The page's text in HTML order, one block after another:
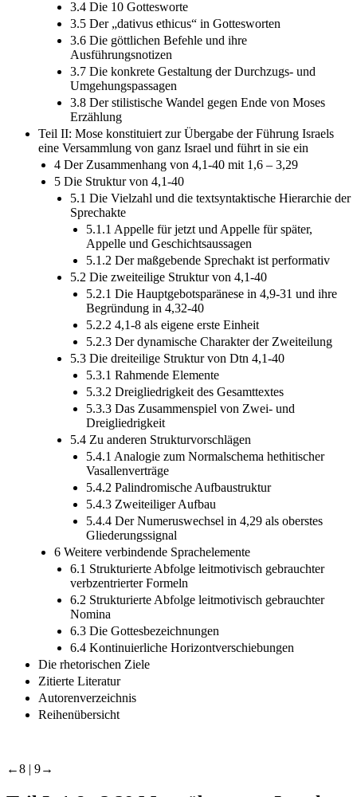
3.4 Die 10 Gottesworte
3.5 Der „dativus ethicus“ in Gottesworten
3.6 Die göttlichen Befehle und ihre
Ausführungsnotizen
3.7 Die konkrete Gestaltung der Durchzugs- und
Umgehungspassagen
3.8 Der stilistische Wandel gegen Ende von Moses
Erzählung
Teil II: Mose konstituiert zur Übergabe der Führung Israels
eine Versammlung von ganz Israel und führt in sie ein
4 Der Zusammenhang von 4,1-40 mit 1,6 – 3,29
5 Die Struktur von 4,1-40
5.1 Die Vielzahl und die textsyntaktische Hierarchie der
Sprechakte
5.1.1 Appelle für jetzt und Appelle für später,
Appelle und Geschichtsaussagen
5.1.2 Der maßgebende Sprechakt ist performativ
5.2 Die zweiteilige Struktur von 4,1-40
5.2.1 Die Hauptgebotsparänese in 4,9-31 und ihre
Begründung in 4,32-40
5.2.2 4,1-8 als eigene erste Einheit
5.2.3 Der dynamische Charakter der Zweiteilung
5.3 Die dreiteilige Struktur von Dtn 4,1-40
5.3.1 Rahmende Elemente
5.3.2 Dreigliedrigkeit des Gesamttextes
5.3.3 Das Zusammenspiel von Zwei- und
Dreigliedrigkeit
5.4 Zu anderen Strukturvorschlägen
5.4.1 Analogie zum Normalschema hethitischer
Vasallenverträge
5.4.2 Palindromische Aufbaustruktur
5.4.3 Zweiteiliger Aufbau
5.4.4 Der Numeruswechsel in 4,29 als oberstes
Gliederungssignal
6 Weitere verbindende Sprachelemente
6.1 Strukturierte Abfolge leitmotivisch gebrauchter
verbzentrierter Formeln
6.2 Strukturierte Abfolge leitmotivisch gebrauchter
Nomina
6.3 Die Gottesbezeichnungen
6.4 Kontinuierliche Horizontverschiebungen
Die rhetorischen Ziele
Zitierte Literatur
Autorenverzeichnis
Reihenübersicht
←8 | 9→